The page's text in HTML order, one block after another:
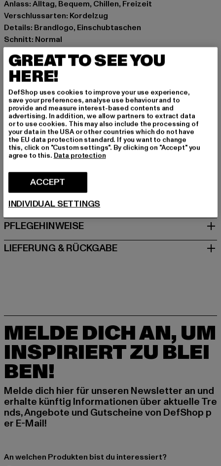
Anlass: Alltag, Bequem, Chillen, Freizeit
Verschlussarten: Kordelzug
Details: Brandlogo, Einschubtaschen
Schnitt: Normal
Kat.: Trousers
Farbe: schwarz
Hersteller Farbe: jet black
Materialzusammensetzung: 80% Polyester, 20%
Baumwolle
Art.Nr: TR209880-02343
Hersteller: True Religion Brand Jeans Germany GmbH |
vertrieb@unifafashion.com
Großenbaumer Weg 11 | 40472 Düsseldorf | DE
GRÖSSE & PASSFORM
PFLEGEHINWEISE
LIEFERUNG & RÜCKGABE
MELDE DICH AN, UM
INSPIRIERT ZU BLEI
BEN!
Melde dich hier für unseren Newsletter an und
erhalte künftig Informationen über aktuelle Tre
nds, Angebote und Gutscheine von DefShop p
er E-Mail!
An welchen Produkten bist du interessiert?
GREAT TO SEE YOU
HERE!
DefShop uses cookies to improve your use experience,
save your preferences, analyse use behaviour and to
provide and measure interest-based contents and
advertising. In addition, we allow partners to extract data
or to use cookies. This may also include the processing of
your data in the USA or other countries which do not have
the EU data protection standard. If you want to change
this, click on "Custom settings". By clicking on "Accept" you
agree to this. Data protection
ACCEPT
INDIVIDUAL SETTINGS